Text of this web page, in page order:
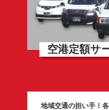
空港定額サ
地域交通の担い手！